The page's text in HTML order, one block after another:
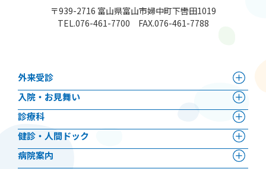
〒939-2716 富山県富山市婦中町下轡田1019
TEL.076-461-7700 FAX.076-461-7788
外来受診
⼊院・お見舞い
診療科
健診・人間ドック
病院案内